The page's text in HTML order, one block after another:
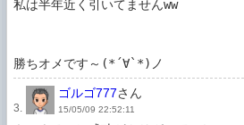
私は半年近く引いてませんww
勝ちオメです～(*´∀`*)ノ
3.
ゴルゴ777さん
15/05/09 22:52:11